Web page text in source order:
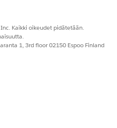
Kaikki oikeudet pidätetään.
1, 3rd floor 02150 Espoo Finland